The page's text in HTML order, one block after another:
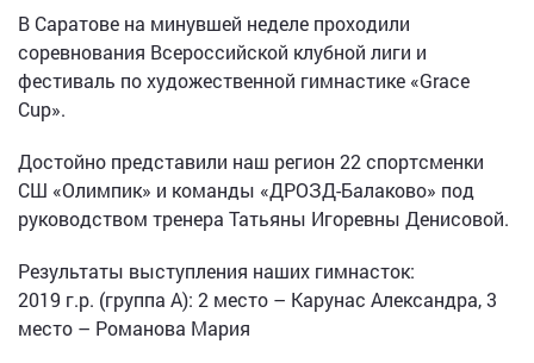
В Саратове на минувшей неделе проходили
соревнования Всероссийской клубной лиги и
фестиваль по художественной гимнастике «Grace
Cup».
Достойно представили наш регион 22 спортсменки
СШ «Олимпик» и команды «ДРОЗД-Балаково» под
руководством тренера Татьяны Игоревны Денисовой.
Результаты выступления наших гимнасток:
2019 г.р. (группа А): 2 место – Карунас Александра, 3
место – Романова Мария